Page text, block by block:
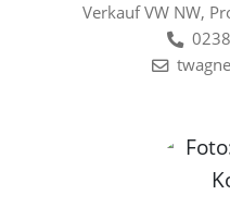
Verkauf VW NW,